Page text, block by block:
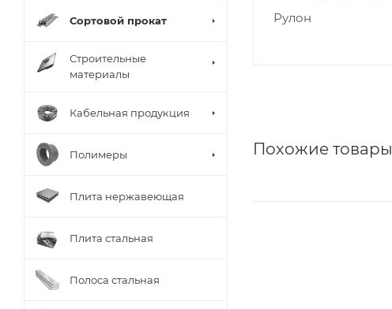
Рулон
Похожие товары
Сортовой прокат
Строительные
материалы
Кабельная продукция
Полимеры
Плита нержавеющая
Плита стальная
Полоса стальная